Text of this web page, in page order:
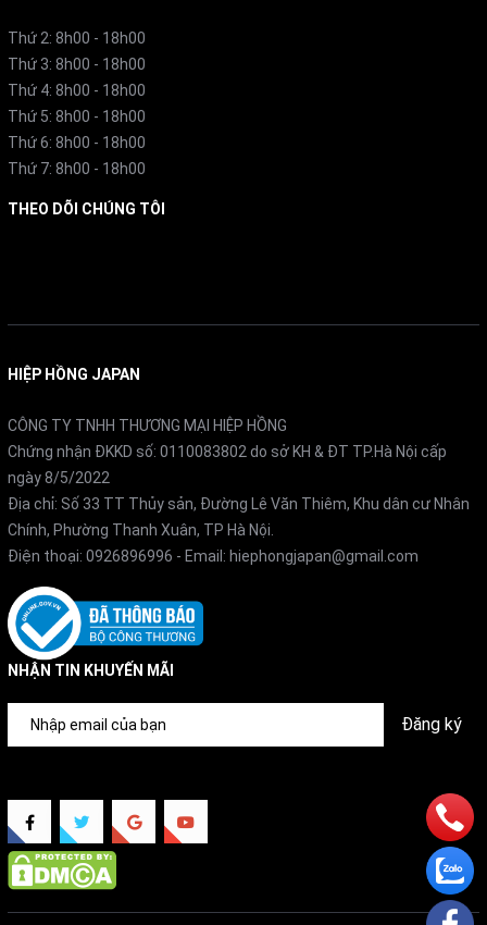
Thông thường, điều hòa làm mát cơ thể bạn thông qua
cơ chế hút ẩm, điều này có thể dẫn đến khô da, khô mũi
ảnh hưởng đến đường hô hấp. Tuy nhiên, điều hoà
Mitsubishi MSZ-GV5622S-W với Công nghệ cân bằng
độ ẩm trong phòng nên có thể giúp bạn hạn chế tình
trạng bị khô da, khô mũi.
Ở các dòng máy truyền thống, khi nhiệt độ dàn nóng
tăng cao, máy lạnh sẽ tự ngắt để bảo vệ thiết bị. Do đó,
Mitsubishi đã phân tích sự phân bổ luồng không khí và
nhiệt độ, đồng thời tiến hành các thử nghiệm để tái tạo
môi trường cực kỳ nóng. Nhờ đó, nó có thể hoạt động
liên tục ngay cả khi nhiệt độ bên ngoài lên tới 46°C.
Giúp mang đến luồng gió mát liên tục và ổn định cho
người sử dụng.
5. Luồng không khí trải dài
Với khả năng giúp luồng gió lưu thông mở rộng lên đến
mạnh mẽ, dễ chịu cho người dùng khắp căn phòng.
Thứ 2: 8h00 - 18h00
Thứ 3: 8h00 - 18h00
Thứ 4: 8h00 - 18h00
Thứ 5: 8h00 - 18h00
Thứ 6: 8h00 - 18h00
Thứ 7: 8h00 - 18h00
THEO DÕI CHÚNG TÔI
HIỆP HỒNG JAPAN
CÔNG TY TNHH THƯƠNG MẠI HIỆP HỒNG
Chứng nhận ĐKKD số: 0110083802 do sở KH & ĐT TP.Hà Nội cấp
ngày 8/5/2022
Địa chỉ: Số 33 TT Thủy sản, Đường Lê Văn Thiêm, Khu dân cư Nhân
Chính, Phường Thanh Xuân, TP Hà Nội.
Điện thoại: 0926896996 - Email: hiephongjapan@gmail.com
NHẬN TIN KHUYẾN MÃI
Đăng ký